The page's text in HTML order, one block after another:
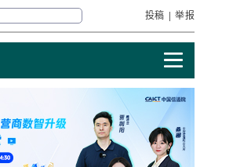
投稿 | 举报